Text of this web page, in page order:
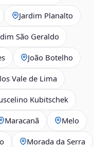
Jardim Planalto
São Geraldo
João Botelho
Vale de Lima
Kubitschek
Maracanã Melo
Morada da Serra